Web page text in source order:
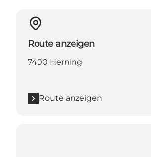
Route anzeigen
7400 Herning
Route anzeigen